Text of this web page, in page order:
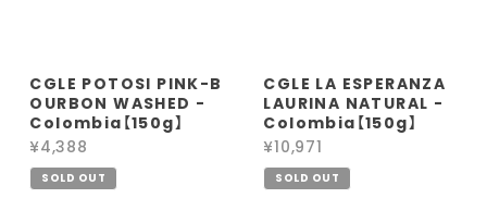
CGLE POTOSI PINK-B
OURBON WASHED -
Colombia【150g】
¥4,388
SOLD OUT
CGLE LA ESPERANZA
LAURINA NATURAL -
Colombia【150g】
¥10,971
SOLD OUT